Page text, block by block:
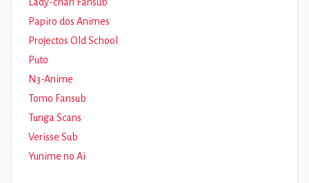
Papiro dos Animes
Projectos Old School
Puto
N3-Anime
Tomo Fansub
Tunga Scans
Verisse Sub
Yunime no Ai